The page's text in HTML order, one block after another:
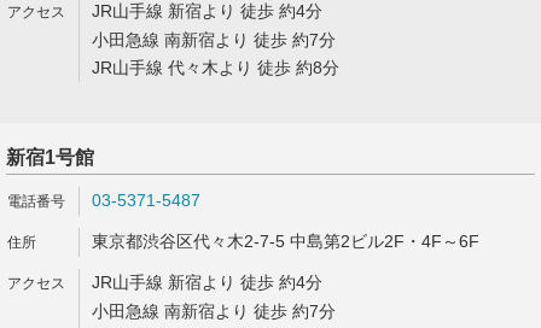
JR山手線 新宿より 徒歩 約4分
小田急線 南新宿より 徒歩 約7分
JR山手線 代々木より 徒歩 約8分
新宿1号館
03-5371-5487
東京都渋谷区代々木2-7-5 中島第2ビル2F・4F～6F
JR山手線 新宿より 徒歩 約4分
小田急線 南新宿より 徒歩 約7分